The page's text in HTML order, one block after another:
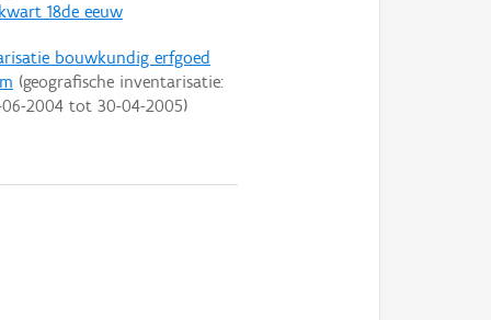
18de eeuw
bouwkundig erfgoed
(geografische inventarisatie:
06-2004tot 30-04-2005)